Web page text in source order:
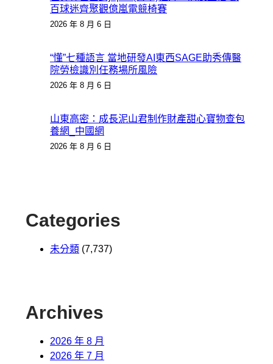
百球迷齊聚觀億嵐電競椅賽
2026 年 8 月 6 日
“懂”七種語言 當地研發AI東西SAGE助秀傳醫
院勞檢識別任務場所風險
2026 年 8 月 6 日
山東高密：成長泥山君制作財產甜心寶物查包
養網_中國網
2026 年 8 月 6 日
Categories
未分類 (7,737)
Archives
2026 年 8 月
2026 年 7 月